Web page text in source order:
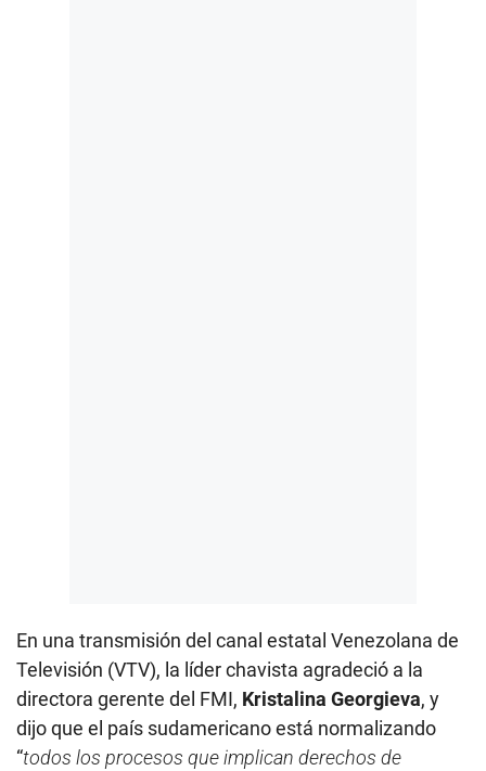
En una transmisión del canal estatal Venezolana de
Televisión (VTV), la líder chavista agradeció a la
directora gerente del FMI, Kristalina Georgieva, y
dijo que el país sudamericano está normalizando
“todos los procesos que implican derechos de